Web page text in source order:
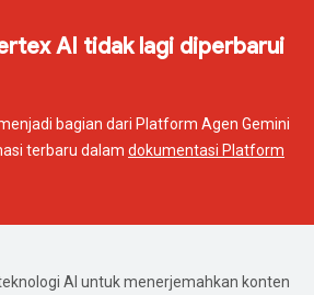
AI tidak lagi diperbarui
bagian dari Platform Agen Gemini
terbaru dalam dokumentasi Platform
AI untuk menerjemahkan konten